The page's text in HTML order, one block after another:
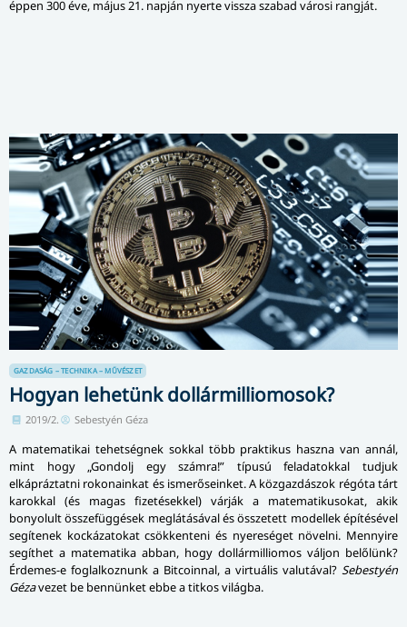
éppen 300 éve, május 21. napján nyerte vissza szabad városi rangját.
GAZDASÁG – TECHNIKA – MŰVÉSZET
Hogyan lehetünk dollármilliomosok?
2019/2. Sebestyén Géza
A matematikai tehetségnek sokkal több praktikus haszna van annál,
mint hogy „Gondolj egy számra!” típusú feladatokkal tudjuk
elkápráztatni rokonainkat és ismerőseinket. A közgazdászok régóta tárt
karokkal (és magas fizetésekkel) várják a matematikusokat, akik
bonyolult összefüggések meglátásával és összetett modellek építésével
segítenek kockázatokat csökkenteni és nyereséget növelni. Mennyire
segíthet a matematika abban, hogy dollár­mil­li­o­mos váljon belőlünk?
Érdemes-e foglalkoznunk a Bitcoinnal, a virtuális valutával? Sebestyén
Gézavezet be bennünket ebbe a titkos világba.